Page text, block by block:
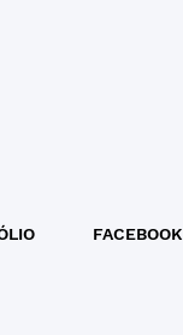
FACEBOOK